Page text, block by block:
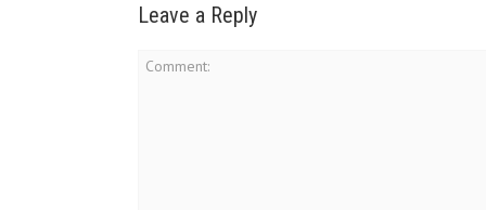
Leave a Reply